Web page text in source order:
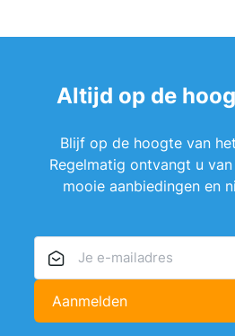
Altijd op de
Blijf op de hoogte van
Regelmatig ontvangt u
mooie aanbiedingen en
Aanmelden